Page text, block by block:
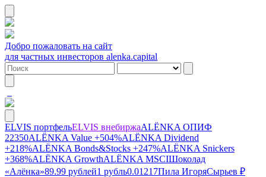
Добро пожаловать на сайт
для частных инвесторов alenka.capital
ELVIS портфельELVIS внебиржаALЁNKA ОПИФ
22350ALЁNKA Value +504%ALЁNKA Dividend
+218%ALЁNKA Bonds&Stocks +247%ALЁNKA Snickers
+368%ALЁNKA GrowthALЁNKA MSCIШоколад
«Алёнка»89.99 рублей1 рубль0.01217Пила ИгоряСырьев ₽